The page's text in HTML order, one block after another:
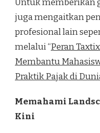
juga mengaitkan
profesional lain
melalui “Peran
Membantu
Praktik Pajak di
Memahami
Kini